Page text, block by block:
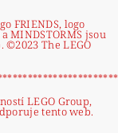
FRIENDS, logo
MINDSTORMS jsou
©2023 The LEGO
LEGO Group,
tento web.